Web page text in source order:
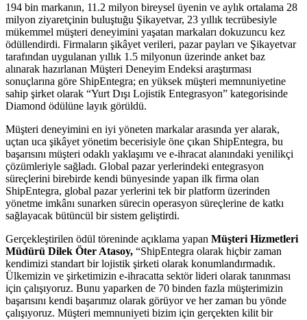
194 bin markanın, 11.2 milyon bireysel üyenin ve aylık ortalama 28
milyon ziyaretçinin buluştuğu Şikayetvar, 23 yıllık tecrübesiyle
mükemmel müşteri deneyimini yaşatan markaları dokuzuncu kez
ödüllendirdi. Firmaların şikâyet verileri, pazar payları ve Şikayetvar
tarafından uygulanan yıllık 1.5 milyonun üzerinde anket baz
alınarak hazırlanan Müşteri Deneyim Endeksi araştırması
sonuçlarına göre ShipEntegra; en yüksek müşteri memnuniyetine
sahip şirket olarak “Yurt Dışı Lojistik Entegrasyon” kategorisinde
Diamond ödülüne layık görüldü.
Müşteri deneyimini en iyi yöneten markalar arasında yer alarak,
uçtan uca şikâyet yönetim becerisiyle öne çıkan ShipEntegra, bu
başarısını müşteri odaklı yaklaşımı ve e-ihracat alanındaki yenilikçi
çözümleriyle sağladı. Global pazar yerlerindeki entegrasyon
süreçlerini birebirde kendi bünyesinde yapan ilk firma olan
ShipEntegra, global pazar yerlerini tek bir platform üzerinden
yönetme imkânı sunarken sürecin operasyon süreçlerine de katkı
sağlayacak bütüncül bir sistem geliştirdi.
Gerçekleştirilen ödül töreninde açıklama yapan Müşteri Hizmetleri
Müdürü Dilek Öter Atasoy, “ShipEntegra olarak hiçbir zaman
kendimizi standart bir lojistik şirketi olarak konumlandırmadık.
Ülkemizin ve şirketimizin e-ihracatta sektör lideri olarak tanınması
için çalışıyoruz. Bunu yaparken de 70 binden fazla müşterimizin
başarısını kendi başarımız olarak görüyor ve her zaman bu yönde
çalışıyoruz. Müşteri memnuniyeti bizim için gerçekten kilit bir